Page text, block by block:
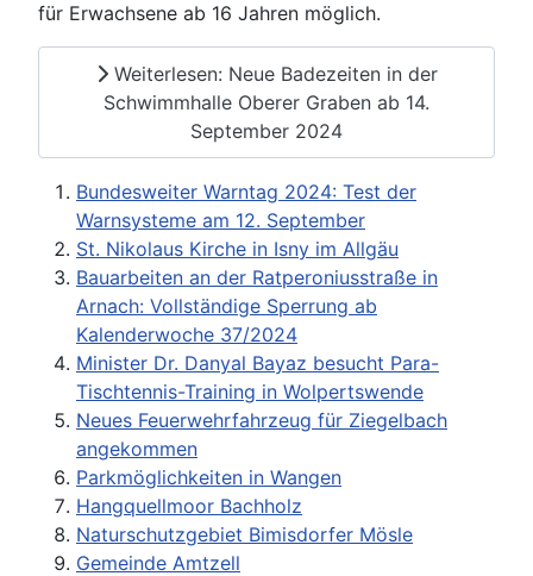
für Erwachsene ab 16 Jahren möglich.
Weiterlesen: Neue Badezeiten in der
Schwimmhalle Oberer Graben ab 14.
September 2024
Bundesweiter Warntag 2024: Test der
Warnsysteme am 12. September
St. Nikolaus Kirche in Isny im Allgäu
Bauarbeiten an der Ratperoniusstraße in
Arnach: Vollständige Sperrung ab
Kalenderwoche 37/2024
Minister Dr. Danyal Bayaz besucht Para-
Tischtennis-Training in Wolpertswende
Neues Feuerwehrfahrzeug für Ziegelbach
angekommen
Parkmöglichkeiten in Wangen
Hangquellmoor Bachholz
Naturschutzgebiet Bimisdorfer Mösle
Gemeinde Amtzell